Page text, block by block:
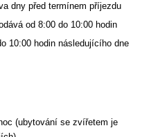
dny před termínem příjezdu
od 8:00 do 10:00 hodin
10:00 hodin následujícího dne
(ubytování se zvířetem je